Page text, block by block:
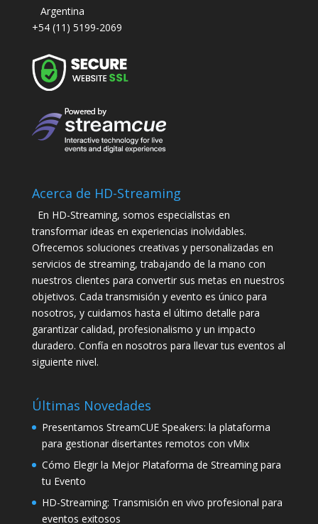
Argentina
+54 (11) 5199-2069
Acerca de HD-Streaming
En HD-Streaming, somos especialistas en
transformar ideas en experiencias inolvidables.
Ofrecemos soluciones creativas y personalizadas en
servicios de streaming, trabajando de la mano con
nuestros clientes para convertir sus metas en nuestros
objetivos. Cada transmisión y evento es único para
nosotros, y cuidamos hasta el último detalle para
garantizar calidad, profesionalismo y un impacto
duradero. Confía en nosotros para llevar tus eventos al
siguiente nivel.
Últimas Novedades
Presentamos StreamCUE Speakers: la plataforma
para gestionar disertantes remotos con vMix
Cómo Elegir la Mejor Plataforma de Streaming para
tu Evento
HD-Streaming: Transmisión en vivo profesional para
eventos exitosos